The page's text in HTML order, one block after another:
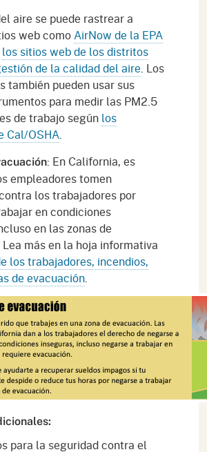
aire se puede rastrear a
web comoAirNow de la EPA
los sitios web de los distritos
de la calidad del aire. Los
también pueden usar sus
para medir las PM2.5
de trabajo según los
Cal/OSHA.
: En California, es
empleadores tomen
los trabajadores por
en condiciones
en las zonas de
más en la hoja informativa
los trabajadores, incendios,
de evacuación.
para la seguridad contra el